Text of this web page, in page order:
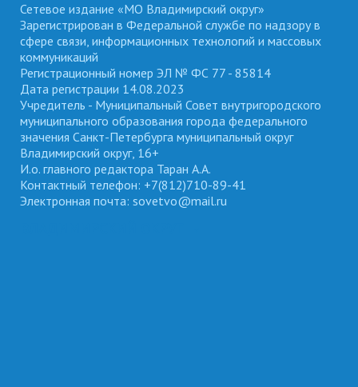
Сетевое издание «МО Владимирский округ»
Зарегистрирован в Федеральной службе по надзору в
сфере связи, информационных технологий и массовых
коммуникаций
Регистрационный номер ЭЛ № ФС 77 - 85814
Дата регистрации 14.08.2023
Учредитель - Муниципальный Совет внутригородского
муниципального образования города федерального
значения Санкт-Петербурга муниципальный округ
Владимирский округ, 16+
И.о. главного редактора Таран А.А.
Контактный телефон: +7(812)710-89-41
Электронная почта: sovetvo@mail.ru